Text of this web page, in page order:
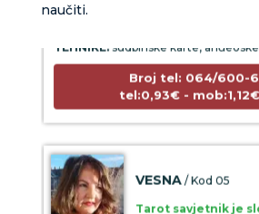
naučiti.
Broj tel: 064/600-
tel:0,93€ - mob:1,12€
VESNA / Kod 05
Tarot savjetnik je